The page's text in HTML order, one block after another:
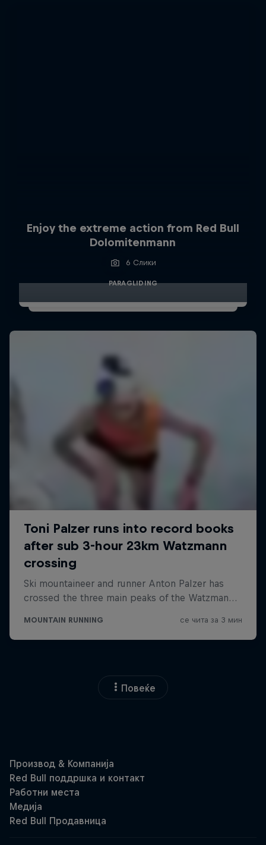
Enjoy the extreme action from Red Bull
Dolomitenmann
6 Слики
PARAGLIDING
Повеќе